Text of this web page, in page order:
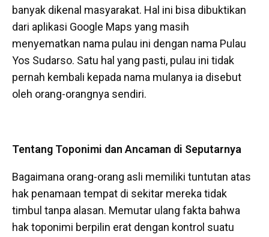
banyak dikenal masyarakat. Hal ini bisa dibuktikan
dari aplikasi Google Maps yang masih
menyematkan nama pulau ini dengan nama Pulau
Yos Sudarso. Satu hal yang pasti, pulau ini tidak
pernah kembali kepada nama mulanya ia disebut
oleh orang-orangnya sendiri.
Tentang Toponimi dan Ancaman di Seputarnya
Bagaimana orang-orang asli memiliki tuntutan atas
hak penamaan tempat di sekitar mereka tidak
timbul tanpa alasan. Memutar ulang fakta bahwa
hak toponimi berpilin erat dengan kontrol suatu